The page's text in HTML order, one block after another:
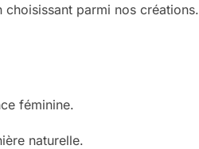
choisissant parmi nos créations.
féminine.
naturelle.